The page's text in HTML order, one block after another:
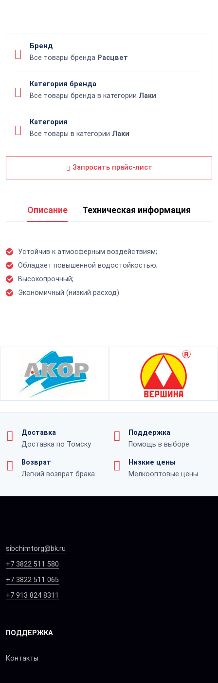
Бренд
Все товары бренда Расцвет
Категория бренда
Все товары бренда в категории Лаки
Категория
Все товары в категории Лаки
Запросить прайс-лист
Описание Техническая информация
Устойчив к атмосферным воздействиям;
Обладает повышенной водостойкостью;
Высокопрочный;
Экономичный (низкий расход).
Доставка
Доставка по Томску
Поддержка
Помощь в выборе
Возврат
Легкий возврат брака
Низкие цены
Мелкооптовые цены
sibchimtorg@bk.ru
+7 3822 511 580
+7 3822 511 065
+7 913 824 8311
ПОДДЕРЖКА
Контакты